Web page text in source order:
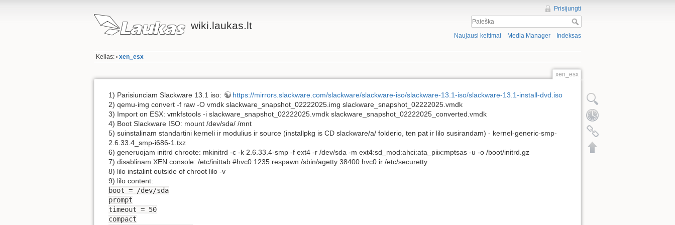
wiki.laukas.lt
Prisijungti
Naujausi keitimai Media Manager Indeksas
Kelias: • xen_esx
xen_esx
1) Parisiunciam Slackware 13.1 iso:
https://mirrors.slackware.com/slackware/slackware-iso/slackware-13.1-iso/slackware-13.1-install-dvd.iso
2) qemu-img convert -f raw -O vmdk slackware_snapshot_02222025.img slackware_snapshot_02222025.vmdk
3) Import on ESX: vmkfstools -i slackware_snapshot_02222025.vmdk slackware_snapshot_02222025_converted.vmdk
4) Boot Slackware ISO: mount /dev/sda/ /mnt
5) suinstalinam standartini kerneli ir modulius ir source (installpkg is CD slackware/a/ folderio, ten pat ir lilo susirandam) - kernel-generic-smp-
2.6.33.4_smp-i686-1.txz
6) generuojam initrd chroote: mkinitrd -c -k 2.6.33.4-smp -f ext4 -r /dev/sda -m ext4:sd_mod:ahci:ata_piix:mptsas -u -o /boot/initrd.gz
7) disablinam XEN console: /etc/inittab #hvc0:1235:respawn:/sbin/agetty 38400 hvc0 ir /etc/securetty
8) lilo instalint outside of chroot lilo -v
9) lilo content:
boot = /dev/sda
prompt
timeout = 50
compact